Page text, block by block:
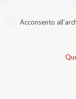
Acconsento